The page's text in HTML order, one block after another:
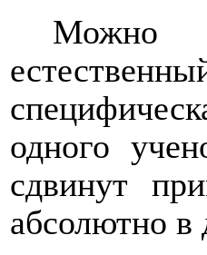
Можно
одного
сдвинут
абсолютно в